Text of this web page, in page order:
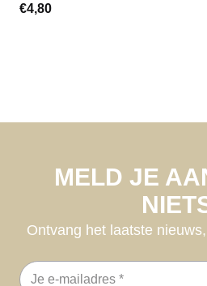
€4,80
MELD JE
Ontvang het laatste
E-